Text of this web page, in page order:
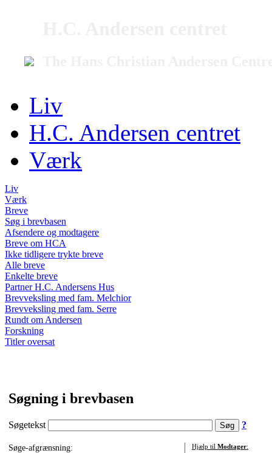
Liv
H.C. Andersen centret
Værk
Liv
Værk
Breve
Søg i brevbasen
Afsendere og modtagere
Breve om HCA
Ikke tidligere trykte breve
Alle breve
Enkelte breve
Partner H.C. Andersens Hus
Brevveksling med fam. Melchior
Brevveksling med fam. Serre
Rundt om Andersen
Forskning
Titler oversat
Søgning i brevbasen
Søgetekst ?
Søge-afgrænsning:
Hjælp til Modtager: